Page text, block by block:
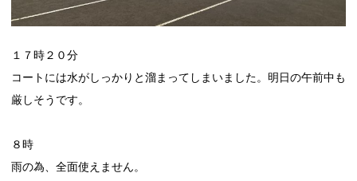
１７時２０分
コートには水がしっかりと溜まってしまいました。明日の午前中も
厳しそうです。
８時
雨の為、全面使えません。